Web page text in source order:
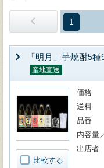
1
「明月」芋焼酎5
産地直送
比較する
価格
送料
品番
内容量
出店者